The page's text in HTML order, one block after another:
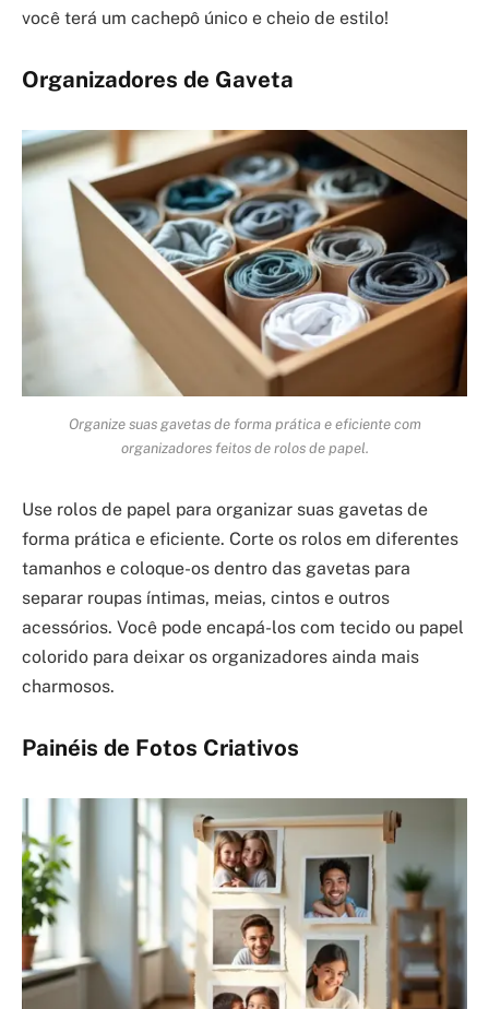
você terá um cachepô único e cheio de estilo!
Organizadores de Gaveta
Organize suas gavetas de forma prática e eficiente com
organizadores feitos de rolos de papel.
Use rolos de papel para organizar suas gavetas de
forma prática e eficiente. Corte os rolos em diferentes
tamanhos e coloque-os dentro das gavetas para
separar roupas íntimas, meias, cintos e outros
acessórios. Você pode encapá-los com tecido ou papel
colorido para deixar os organizadores ainda mais
charmosos.
Painéis de Fotos Criativos